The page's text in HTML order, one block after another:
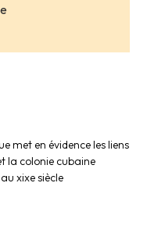
met en évidence les liens
la colonie cubaine
xixe siècle